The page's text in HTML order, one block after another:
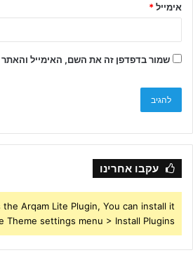
אימייל*
שמור בדפדפן זה את השם, האימייל
עקבו אחרינו
Arqam Lite Plugin, You can install it
Theme settings menu > Install Plugins.